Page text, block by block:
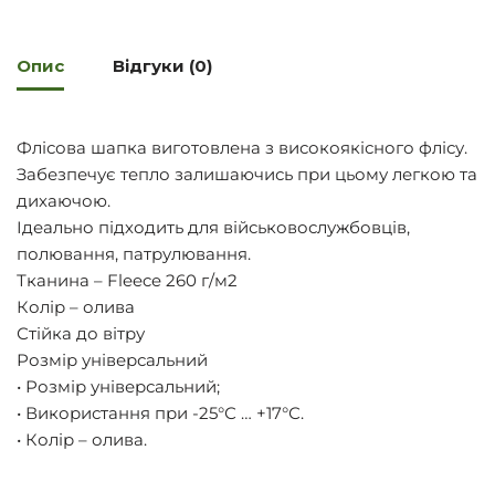
Опис Відгуки (0)
Флісова шапка виготовлена з високоякісного флісу.
Забезпечує тепло залишаючись при цьому легкою та
дихаючою.
Ідеально підходить для військовослужбовців,
полювання, патрулювання.
Тканина – Fleece 260 г/м2
Колір – олива
Стійка до вітру
Розмір універсальний
• Розмір універсальний;
• Використання при -25°С … +17°С.
• Колір – олива.